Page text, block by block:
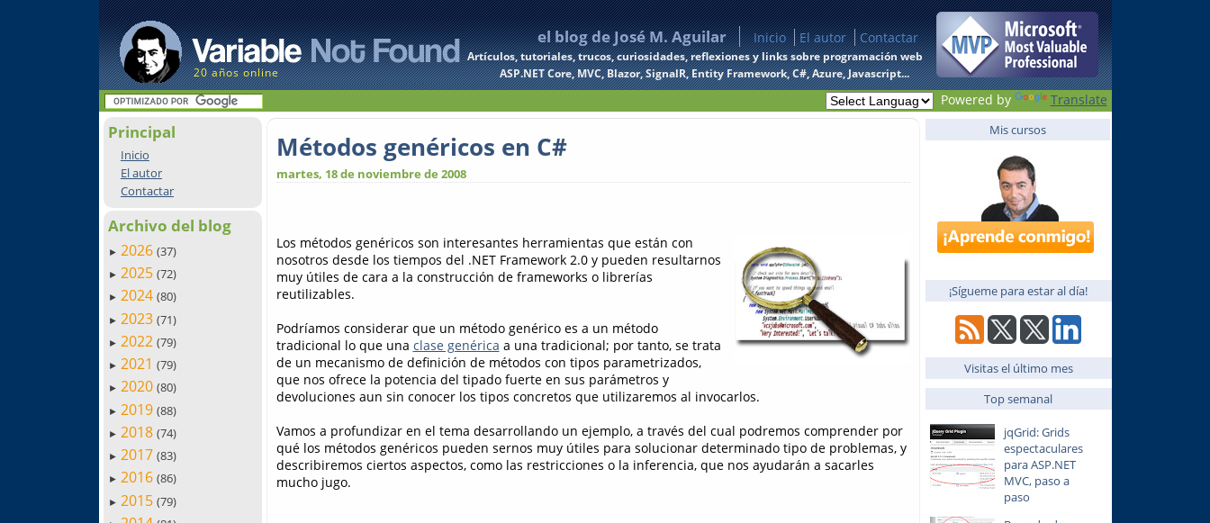
20 años online
el blog de José M. Aguilar Inicio El autor Contactar
Artículos, tutoriales, trucos, curiosidades, reflexiones y links sobre programación web
ASP.NET Core, MVC, Blazor, SignalR, Entity Framework, C#, Azure, Javascript...
Powered by Translate
Principal
Inicio
El autor
Contactar
Archivo del blog
► 2026 (37)
► 2025 (72)
► 2024 (80)
► 2023 (71)
► 2022 (79)
► 2021 (79)
► 2020 (80)
► 2019 (88)
► 2018 (74)
► 2017 (83)
► 2016 (86)
► 2015 (79)
Métodos genéricos en C#
martes, 18 de noviembre de 2008
Los métodos genéricos son interesantes herramientas que están con
nosotros desde los tiempos del .NET Framework 2.0 y pueden resultarnos
muy útiles de cara a la construcción de frameworks o librerías
reutilizables.
Podríamos considerar que un método genérico es a un método
tradicional lo que una clase genérica a una tradicional; por tanto, se trata
de un mecanismo de definición de métodos con tipos parametrizados,
que nos ofrece la potencia del tipado fuerte en sus parámetros y
devoluciones aun sin conocer los tipos concretos que utilizaremos al invocarlos.
Vamos a profundizar en el tema desarrollando un ejemplo, a través del cual podremos comprender por
qué los métodos genéricos pueden sernos muy útiles para solucionar determinado tipo de problemas, y
describiremos ciertos aspectos, como las restricciones o la inferencia, que nos ayudarán a sacarles
mucho jugo.
Mis cursos
¡Sígueme para estar al día!
Visitas el último mes
Top semanal
jqGrid: Grids
espectaculares
para ASP.NET
MVC, paso a
paso